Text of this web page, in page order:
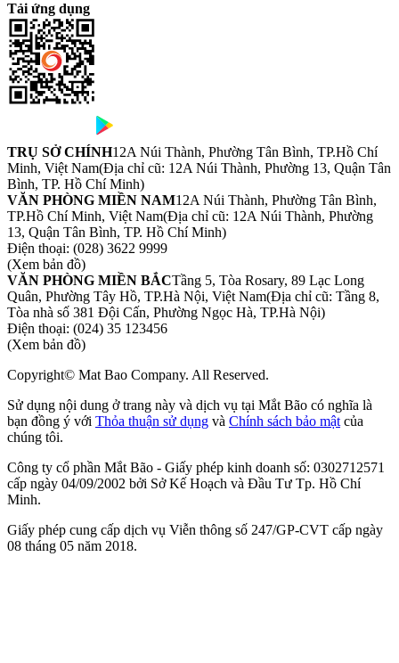
Tải ứng dụng
TRỤ SỞ CHÍNH12A Núi Thành, Phường Tân Bình, TP.Hồ Chí
Minh, Việt Nam(Địa chỉ cũ: 12A Núi Thành, Phường 13, Quận Tân
Bình, TP. Hồ Chí Minh)
VĂN PHÒNG MIỀN NAM12A Núi Thành, Phường Tân Bình,
TP.Hồ Chí Minh, Việt Nam(Địa chỉ cũ: 12A Núi Thành, Phường
13, Quận Tân Bình, TP. Hồ Chí Minh)
Điện thoại: (028) 3622 9999
(Xem bản đồ)
VĂN PHÒNG MIỀN BẮCTầng 5, Tòa Rosary, 89 Lạc Long
Quân, Phường Tây Hồ, TP.Hà Nội, Việt Nam(Địa chỉ cũ: Tầng 8,
Tòa nhà số 381 Đội Cấn, Phường Ngọc Hà, TP.Hà Nội)
Điện thoại: (024) 35 123456
(Xem bản đồ)
Copyright© Mat Bao Company. All Reserved.
Sử dụng nội dung ở trang này và dịch vụ tại Mắt Bão có nghĩa là
bạn đồng ý với Thỏa thuận sử dụng và Chính sách bảo mật của
chúng tôi.
Công ty cổ phần Mắt Bão - Giấy phép kinh doanh số: 0302712571
cấp ngày 04/09/2002 bởi Sở Kế Hoạch và Đầu Tư Tp. Hồ Chí
Minh.
Giấy phép cung cấp dịch vụ Viễn thông số 247/GP-CVT cấp ngày
08 tháng 05 năm 2018.